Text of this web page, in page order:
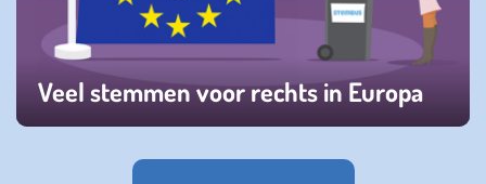
Veel stemmen voor rechts in Europa